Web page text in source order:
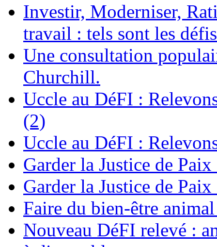
Investir, Moderniser,
travail : tels sont les
Une consultation
Churchill.
Uccle au DéFI :
(2)
Uccle au DéFI :
Garder la Justice de
Garder la Justice de
Faire du bien-être
Nouveau DéFI relevé :